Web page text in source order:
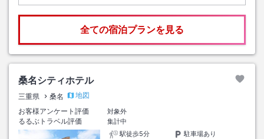
全ての宿泊プランを見る
桑名シティホテル
三重県 桑名
地図
お客様アンケート評価
対象外
るるぶトラベル評価
集計中
駅徒歩5分
駐車場あり